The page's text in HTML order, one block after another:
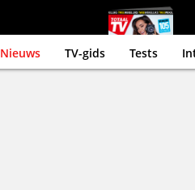
Nieuws TV-gids Tests